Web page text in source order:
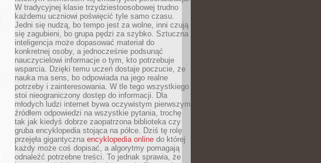
W tradycyjnej klasie trzydziestoosobowej trudno
każdemu uczniowi poświęcić tyle samo czasu.
Jedni się nudzą, bo tempo jest za wolne, inni czują
się zagubieni, bo grupa pędzi za szybko. Sztuczna
inteligencja może dopasować materiał do
konkretnej osoby, a jednocześnie podsunąć
nauczycielowi informacje o tym, kto potrzebuje
wsparcia. Dzięki temu uczeń dostaje poczucie, że
nauka ma sens, bo odpowiada na jego realne
potrzeby i zainteresowania. W tle tego wszystkiego
stoi nieograniczony dostęp do informacji. Dla
młodych ludzi internet bywa oczywistym pierwszym
źródłem odpowiedzi na wszystkie pytania, trochę
tak jak kiedyś dobrze zaopatrzona biblioteka czy
gruba encyklopedia stojąca na półce. Dziś tę rolę
przejęła gigantyczna encyklopedia online do której
każdy może coś dopisać, a algorytmy pomagają
odnaleźć potrzebne treści. To jednak sprawia, że